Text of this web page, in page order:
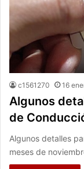
c1561270 16
Algunos
de
Algunos detalles
meses de